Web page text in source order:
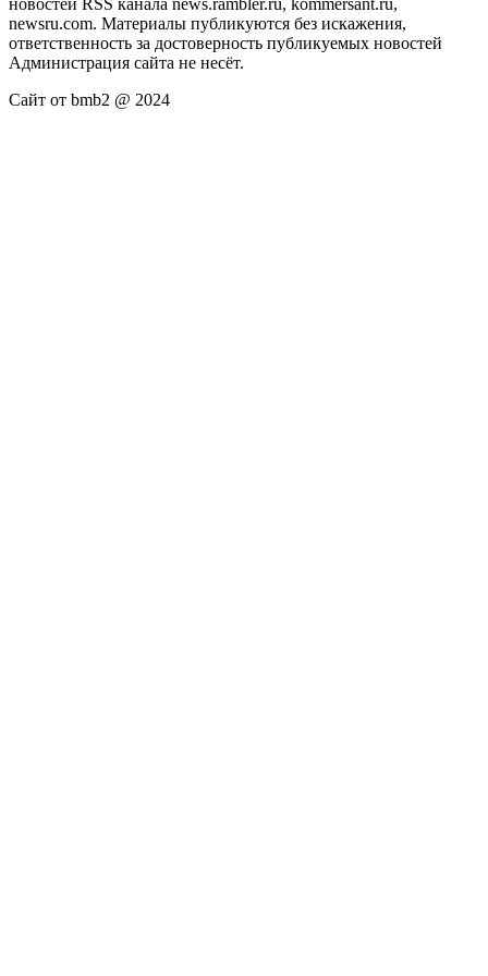
новостей RSS канала news.rambler.ru, kommersant.ru,
newsru.com. Материалы публикуются без искажения,
ответственность за достоверность публикуемых новостей
Администрация сайта не несёт.
Сайт от bmb2 @ 2024